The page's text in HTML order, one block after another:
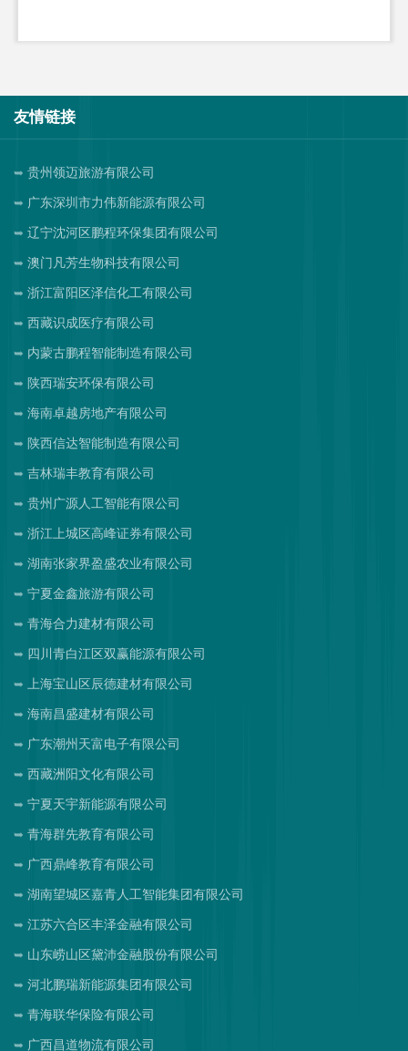
友情链接
贵州领迈旅游有限公司
广东深圳市力伟新能源有限公司
辽宁沈河区鹏程环保集团有限公司
澳门凡芳生物科技有限公司
浙江富阳区泽信化工有限公司
西藏识成医疗有限公司
内蒙古鹏程智能制造有限公司
陕西瑞安环保有限公司
海南卓越房地产有限公司
陕西信达智能制造有限公司
吉林瑞丰教育有限公司
贵州广源人工智能有限公司
浙江上城区高峰证券有限公司
湖南张家界盈盛农业有限公司
宁夏金鑫旅游有限公司
青海合力建材有限公司
四川青白江区双赢能源有限公司
上海宝山区辰德建材有限公司
海南昌盛建材有限公司
广东潮州天富电子有限公司
西藏洲阳文化有限公司
宁夏天宇新能源有限公司
青海群先教育有限公司
广西鼎峰教育有限公司
湖南望城区嘉青人工智能集团有限公司
江苏六合区丰泽金融有限公司
山东崂山区黛沛金融股份有限公司
河北鹏瑞新能源集团有限公司
青海联华保险有限公司
广西昌道物流有限公司